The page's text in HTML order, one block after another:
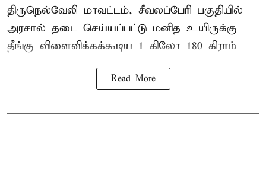
திருநெல்வேலி மாவட்டம், சீவலப்பேரி பகுதியில்
அரசால் தடை செய்யப்பட்டு மனித உயிருக்கு
தீங்கு விளைவிக்கக்கூடிய 1 கிலோ 180 கிராம்
Read More